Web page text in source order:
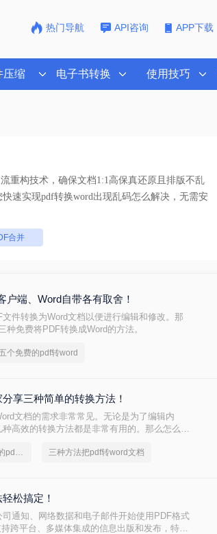
热门导航 API咨询 APP下载
压缩 电子书转换 使用技巧
重构技术，确保文档1:1高保真还原且排版不乱
助您快速实现pdf转换word出现乱码怎么解决，无需安
合并
户端、Word自带各有取舍！
件转换为Word文档以便进行编辑和修改。那
免费将PDF转换成Word的方法。
五个免费的pdf转word
享三种简单的转换方法！
文档的需求非常常见。无论是为了编辑内
高效的转换方法都是非常有用的。那么怎么把
分享一个大家都不知道的pdf文档转word文档方法 三种方法把pdf转word文档
松搞定！
通知、网络数据和电子邮件开始使用PDF格式
跨平台、多媒体集成的信息出版和发布，特别